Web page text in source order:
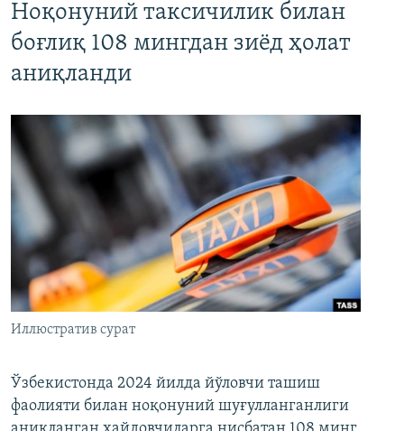
Ноқонуний таксичилик билан
боғлиқ 108 мингдан зиёд ҳолат
аниқланди
Иллюстратив сурат
Ўзбекистонда 2024 йилда йўловчи ташиш
фаолияти билан ноқонуний шуғулланганлиги